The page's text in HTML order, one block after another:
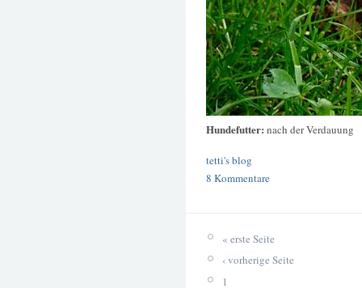
Hundefutter: nach der Verdauung
tetti's blog
8 Kommentare
« erste Seite
‹ vorherige Seite
1